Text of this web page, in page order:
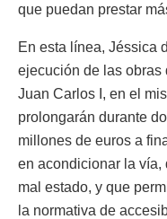
que puedan prestar
En esta línea, Jéssica
ejecución de las obras
Juan Carlos I, en el
prolongarán durante
millones de euros a
en acondicionar la vía,
mal estado, y que
la normativa de